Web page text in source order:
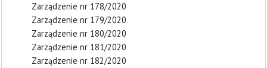
Zarządzenie nr 178/2020
Zarządzenie nr 179/2020
Zarządzenie nr 180/2020
Zarządzenie nr 181/2020
Zarządzenie nr 182/2020